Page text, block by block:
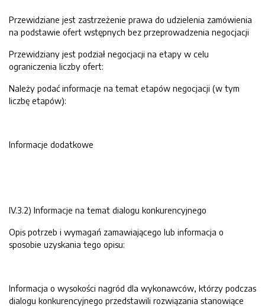
Przewidziane jest zastrzeżenie prawa do udzielenia zamówienia
na podstawie ofert wstępnych bez przeprowadzenia negocjacji
Przewidziany jest podział negocjacji na etapy w celu
ograniczenia liczby ofert:
Należy podać informacje na temat etapów negocjacji (w tym
liczbę etapów):
Informacje dodatkowe
IV.3.2) Informacje na temat dialogu konkurencyjnego
Opis potrzeb i wymagań zamawiającego lub informacja o
sposobie uzyskania tego opisu:
Informacja o wysokości nagród dla wykonawców, którzy podczas
dialogu konkurencyjnego przedstawili rozwiązania stanowiące